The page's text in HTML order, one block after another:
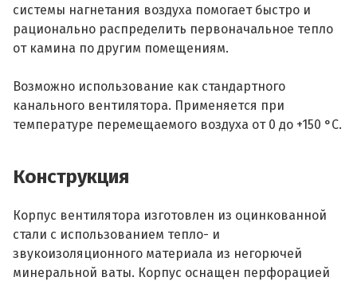
системы нагнетания воздуха помогает быстро и
рационально распределить первоначальное тепло
от камина по другим помещениям.
Возможно использование как стандартного
канального вентилятора. Применяется при
температуре перемещаемого воздуха от 0 до +150 °С.
Конструкция
Корпус вентилятора изготовлен из оцинкованной
стали с использованием тепло- и
звукоизоляционного материала из негорючей
минеральной ваты. Корпус оснащен перфорацией